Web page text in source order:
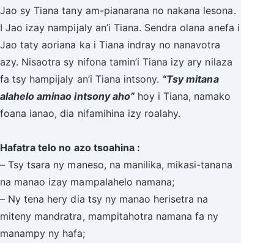
Jao sy Tiana tany am-pianarana no nakana lesona.
I Jao izay nampijaly an’i Tiana. Sendra olana anefa i
Jao taty aoriana ka i Tiana indray no nanavotra
azy. Nisaotra sy nifona tamin’i Tiana izy ary nilaza
fa tsy hampijaly an’i Tiana intsony. “Tsy mitana
alahelo aminao intsony aho”hoy i Tiana, namako
foana ianao, dia nifamihina izy roalahy.
Hafatra telo no azo tsoahina :
– Tsy tsara ny maneso, na manilika, mikasi-tanana
na manao izay mampalahelo namana;
– Ny tena hery dia tsy ny manao herisetra na
miteny mandratra, mampitahotra namana fa ny
manampy ny hafa;